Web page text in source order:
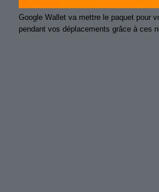
Google Wallet va mettre le paquet pour
pendant vos déplacements grâce à ces